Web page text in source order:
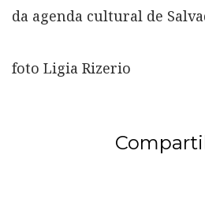
da agenda cultural de
foto Ligia Rizerio